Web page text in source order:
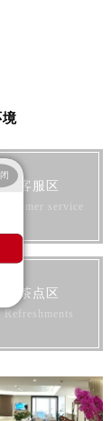
境
客服区
Customer service
茶点区
Refreshments